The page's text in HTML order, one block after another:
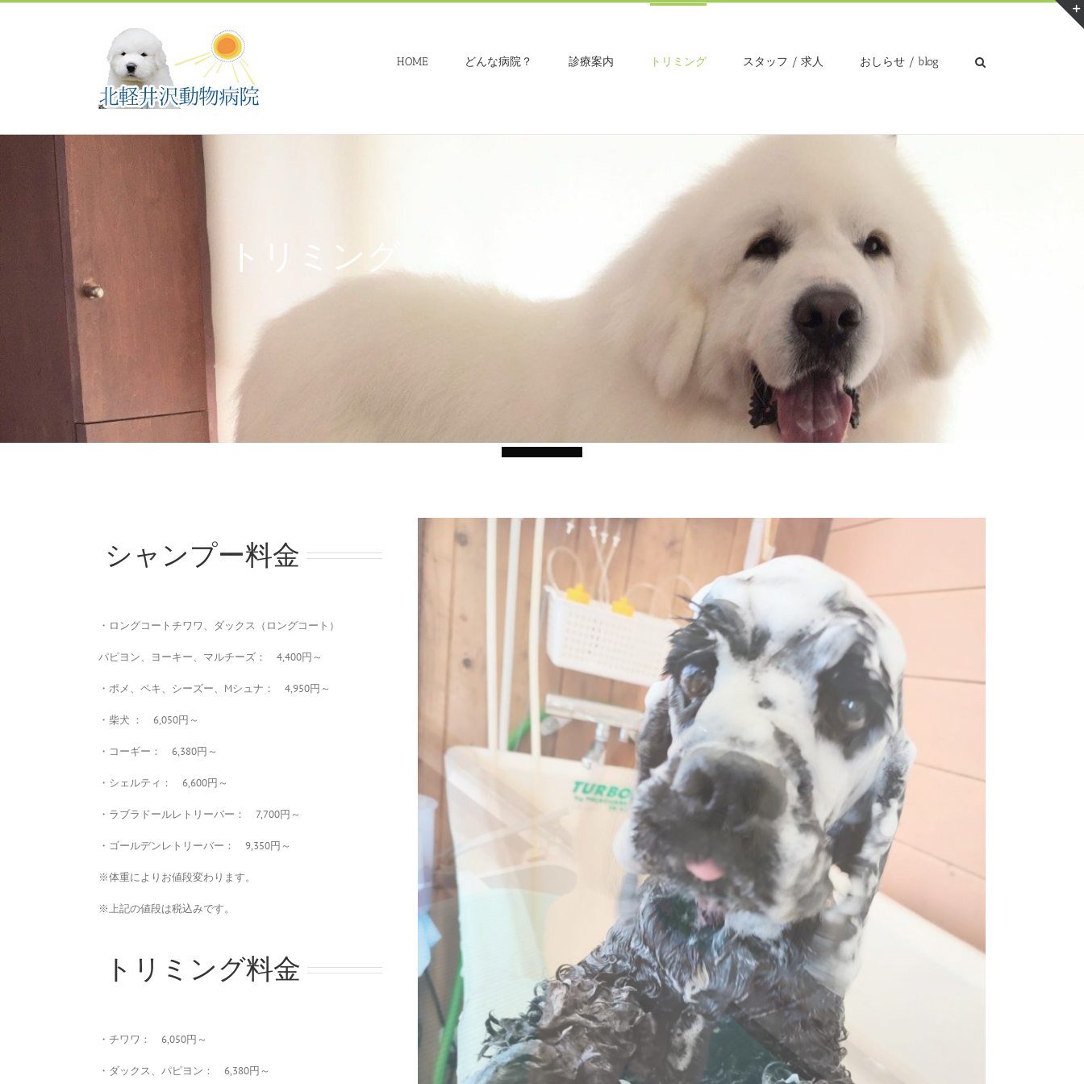
Skip
HOME
どんな病院？ 診療案内 トリミング スタッフ / 求人 おしらせ / blog
トリミング
シャンプー料金
・ロングコートチワワ、ダックス（ロングコート）
パピヨン、ヨーキー、マルチーズ： 4,400円～
・ポメ、ペキ、シーズー、Mシュナ： 4,950円～
・柴犬 ： 6,050円～
・コーギー： 6,380円～
・シェルティ： 6,600円～
・ラブラドールレトリーバー： 7,700円～
・ゴールデンレトリーバー： 9,350円～
※体重によりお値段変わります。
※上記の値段は税込みです。
トリミング料金
・チワワ： 6,050円～
・ダックス、パピヨン： 6,380円～